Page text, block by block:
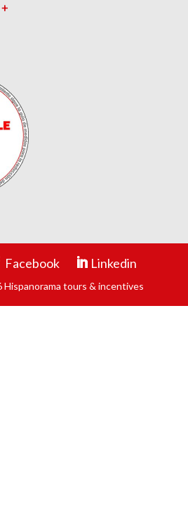
Facebook Linkedin
tours & incentives